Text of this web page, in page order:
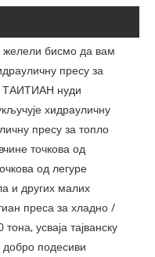
бисмо да вам
пресу за
ТАИТИАН нуди
хидрауличну
пресу за топло
точкова од
од легуре
и других малих
преса за хладно /
усваја тајванску
добро подесиви